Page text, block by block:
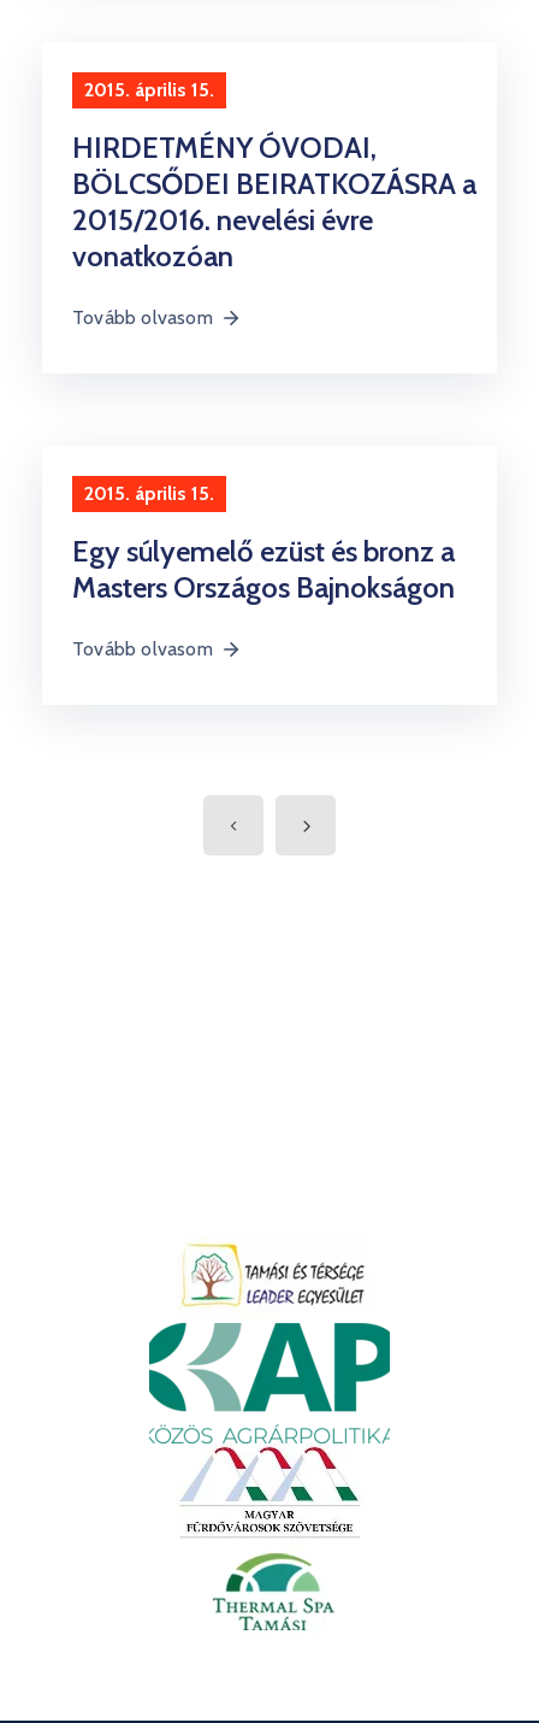
2015. április 15.
HIRDETMÉNY ÓVODAI,
BÖLCSŐDEI BEIRATKOZÁSRA a
2015/2016. nevelési évre
vonatkozóan
Tovább olvasom
2015. április 15.
Egy súlyemelő ezüst és bronz a
Masters Országos Bajnokságon
Tovább olvasom